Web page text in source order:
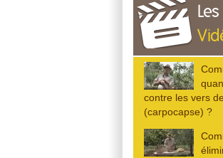
contre les vers
(carpocapse) ?